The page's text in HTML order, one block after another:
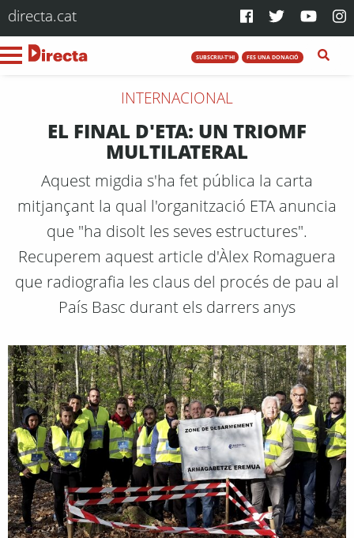
directa.cat
SUBSCRIU-T'HI FES UNA DONACIÓ
INTERNACIONAL
EL FINAL D'ETA: UN TRIOMF
MULTILATERAL
Aquest migdia s'ha fet pública la carta
mitjançant la qual l'organització ETA anuncia
que "ha disolt les seves estructures".
Recuperem aquest article d'Àlex Romaguera
que radiografia les claus del procés de pau al
País Basc durant els darrers anys